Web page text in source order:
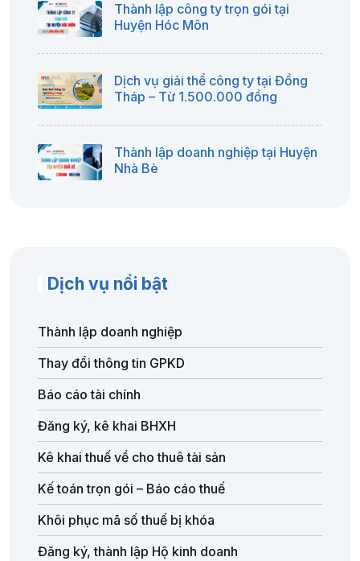
Thành lập công ty trọn gói tại
Huyện Hóc Môn
Dịch vụ giải thể công ty tại Đồng
Tháp – Từ 1.500.000 đồng
Thành lập doanh nghiệp tại Huyện
Nhà Bè
Dịch vụ nổi bật
Thành lập doanh nghiệp
Thay đổi thông tin GPKD
Báo cáo tài chính
Đăng ký, kê khai BHXH
Kê khai thuế về cho thuê tài sản
Kế toán trọn gói – Báo cáo thuế
Khôi phục mã số thuế bị khóa
Đăng ký, thành lập Hộ kinh doanh